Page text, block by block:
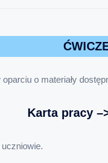
o materiały
Karta pracy